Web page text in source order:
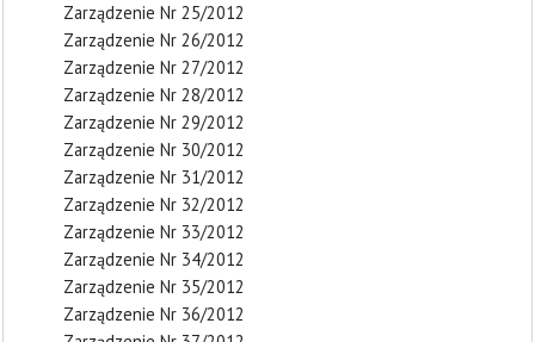
Zarządzenie Nr 25/2012
Zarządzenie Nr 26/2012
Zarządzenie Nr 27/2012
Zarządzenie Nr 28/2012
Zarządzenie Nr 29/2012
Zarządzenie Nr 30/2012
Zarządzenie Nr 31/2012
Zarządzenie Nr 32/2012
Zarządzenie Nr 33/2012
Zarządzenie Nr 34/2012
Zarządzenie Nr 35/2012
Zarządzenie Nr 36/2012